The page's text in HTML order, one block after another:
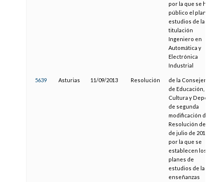
por la que se hace
público el plan de
estudios de la
titulación
Ingeniero en
Automática y
Electrónica
Industrial
5639 Asturias 11/09/2013 Resolución
de la Consejería
de Educación,
Cultura y Deporte,
de segunda
modificación de la
Resolución de 9
de julio de 2010,
por la que se
establecen los
planes de
estudios de las
enseñanzas